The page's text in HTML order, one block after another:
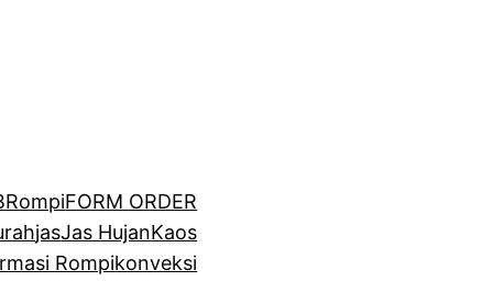
FORM ORDER
jasJas HujanKaos
Rompikonveksi